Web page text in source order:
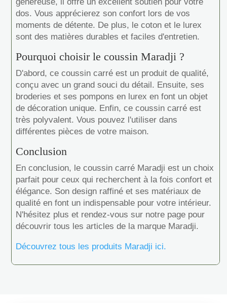
dos. Vous apprécierez son confort lors de vos
moments de détente. De plus, le coton et le lurex
sont des matières durables et faciles d'entretien.
Pourquoi choisir le coussin Maradji ?
D'abord, ce coussin carré est un produit de qualité,
conçu avec un grand souci du détail. Ensuite, ses
broderies et ses pompons en lurex en font un objet
de décoration unique. Enfin, ce coussin carré est
très polyvalent. Vous pouvez l'utiliser dans
différentes pièces de votre maison.
Conclusion
En conclusion, le coussin carré Maradji est un choix
parfait pour ceux qui recherchent à la fois confort et
élégance. Son design raffiné et ses matériaux de
qualité en font un indispensable pour votre intérieur.
N'hésitez plus et rendez-vous sur notre page pour
découvrir tous les articles de la marque Maradji.
Découvrez tous les produits Maradji ici.